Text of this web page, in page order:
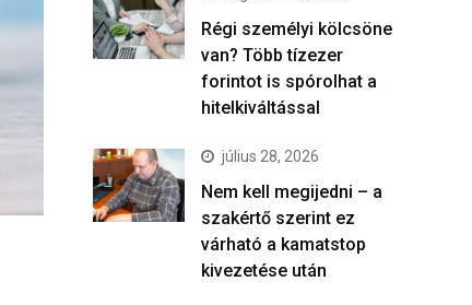
Régi személyi kölcsöne
van? Több tízezer
forintot is spórolhat a
hitelkiváltással
július 28, 2026
Nem kell megijedni – a
szakértő szerint ez
várható a kamatstop
kivezetése után